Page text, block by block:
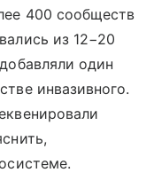
400 сообществ
из 12−20
один
инвазивного.